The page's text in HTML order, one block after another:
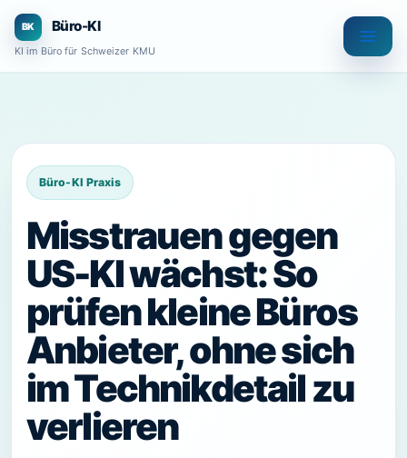
Zum
Inhalt
springen
Büro-KI
KI im Büro für Schweizer KMU
Misstrauen gegen
US-KI wächst: So
prüfen kleine Büros
Anbieter, ohne sich
im Technikdetail zu
verlieren